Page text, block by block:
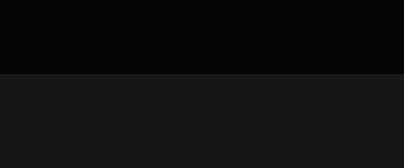
od klasycznych po modernistyczne.